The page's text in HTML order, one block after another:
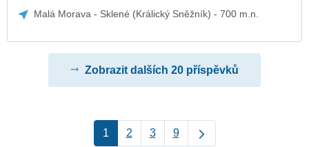
Malá Morava - Sklené (Králický Sněžník) - 700 m.n.
Zobrazit dalších 20 příspěvků
1 2 3 9